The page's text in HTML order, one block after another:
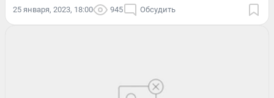
25 января, 2023, 18:00 945 Обсудить